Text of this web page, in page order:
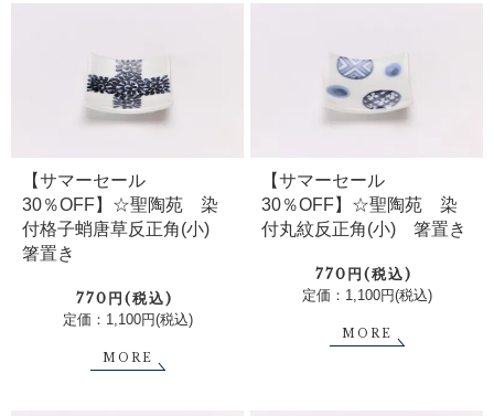
【サマーセール
30％OFF】☆聖陶苑 染
付格子蛸唐草反正角(小)
箸置き
770円(税込)
定価：1,100円(税込)
MORE
【サマーセール
30％OFF】☆聖陶苑 染
付丸紋反正角(小) 箸置き
770円(税込)
定価：1,100円(税込)
MORE